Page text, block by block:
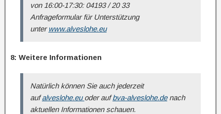
von 16:00-17:30: 04193 / 20 33
Anfrageformular für Unterstützung
unter www.alveslohe.eu
8: Weitere Informationen
Natürlich können Sie auch jederzeit
aufalveslohe.euoder aufbva-alveslohe.denach
aktuellen Informationen schauen.